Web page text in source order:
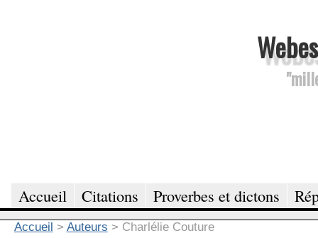
Accueil Citations Proverbes et dictons
Accueil > Auteurs > Charlélie Couture